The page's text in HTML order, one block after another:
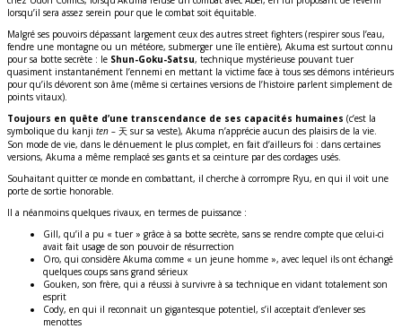
lorsqu’il sera assez serein pour que le combat soit équitable.
Malgré ses pouvoirs dépassant largement ceux des autres street fighters (respirer sous l’eau,
fendre une montagne ou un météore, submerger une île entière), Akuma est surtout connu
pour sa botte secrète : le Shun-Goku-Satsu, technique mystérieuse pouvant tuer
quasiment instantanément l’ennemi en mettant la victime face à tous ses démons intérieurs
pour qu’ils dévorent son âme (même si certaines versions de l’histoire parlent simplement de
points vitaux).
Toujours en quête d’une transcendance de ses capacités humaines (c’est la
symbolique du kanji ten – 天 sur sa veste), Akuma n’apprécie aucun des plaisirs de la vie.
Son mode de vie, dans le dénuement le plus complet, en fait d’ailleurs foi : dans certaines
versions, Akuma a même remplacé ses gants et sa ceinture par des cordages usés.
Souhaitant quitter ce monde en combattant, il cherche à corrompre Ryu, en qui il voit une
porte de sortie honorable.
Il a néanmoins quelques rivaux, en termes de puissance :
Gill, qu’il a pu « tuer » grâce à sa botte secrète, sans se rendre compte que celui-ci
avait fait usage de son pouvoir de résurrection
Oro, qui considère Akuma comme « un jeune homme », avec lequel ils ont échangé
quelques coups sans grand sérieux
Gouken, son frère, qui a réussi à survivre à sa technique en vidant totalement son
esprit
Cody, en qui il reconnait un gigantesque potentiel, s’il acceptait d’enlever ses
menottes